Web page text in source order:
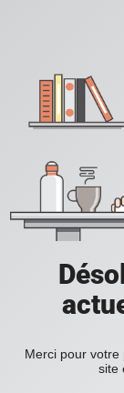
Merci pour votre
site